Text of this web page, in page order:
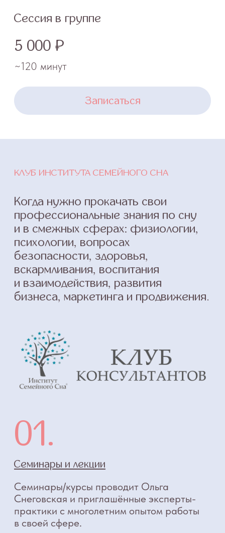
Узнать условия участия
03.
Новейшие исследования в области
детской сомнологии, физиологии сна,
В том числе иностранные источники
в качественном переводе на русский
Поддержка, супервизии и разбор кейсов
04.
Общение в чате, регулярные встречи,
круглые столы в рамках Клуба.
Вы сможете общаться и получать
поддержку в кругу единомышленников.
Подробнее >
Комьюнити
Станьте сертифицированным
консультантом по детскому сну
профессии.
СТАТЬ
КОНСУЛЬТАНТОМ
ПО СНУ
Программа сертификации «Консультант
по детскому сну» представлена в трёх